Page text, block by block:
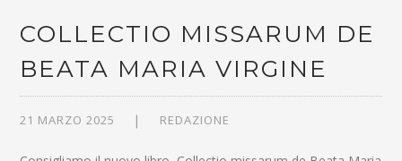
COLLECTIO MISSARUM DE
BEATA MARIA VIRGINE
21 MARZO 2025 REDAZIONE